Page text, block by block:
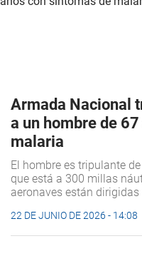
Armada Nacional
a un hombre de
malaria
El hombre es tripulante
que está a 300 millas
aeronaves están dirigidas
22 DE JUNIO DE 2026 - 14:08